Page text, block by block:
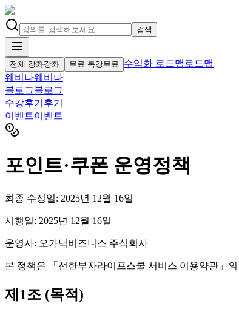
검색
전체 강좌강좌 무료 특강무료 수익화 로드맵 로드맵
웨비나웨비나
블로그블로그
수강후기 후기
이벤트이벤트
포인트·쿠폰 운영정책
최종 수정일: 2025년 12월 16일
시행일: 2025년 12월 16일
운영사: 오가닉비즈니스 주식회사
본 정책은 「선한부자라이프스쿨 서비스 이용약관」
제1조 (목적)